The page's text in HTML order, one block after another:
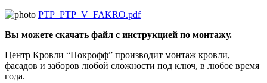
PTP_PTP_V_FAKRO.pdf
Вы можете скачать файл с инструкцией по монтажу.
Центр Кровли “Покрофф” производит монтаж кровли,
фасадов и заборов любой сложности под ключ, в любое время
года.